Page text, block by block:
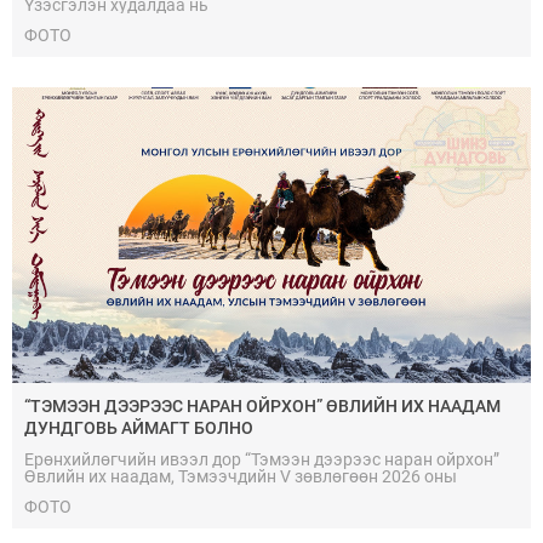
Үзэсгэлэн худалдаа нь
ФОТО
“ТЭМЭЭН ДЭЭРЭЭС НАРАН ОЙРХОН” ӨВЛИЙН ИХ НААДАМ
ДУНДГОВЬ АЙМАГТ БОЛНО
Ерөнхийлөгчийн ивээл дор “Тэмээн дээрээс наран ойрхон”
Өвлийн их наадам, Тэмээчдийн V зөвлөгөөн 2026 оны
Мандалговь хотноо зохион байгуулна.Энэхүү арга
ФОТО